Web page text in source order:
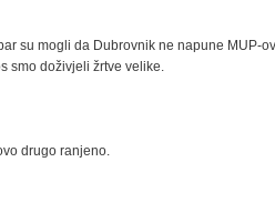
su mogli da Dubrovnik ne napune MUP-
smo doživjeli žrtve velike.
drugo ranjeno.